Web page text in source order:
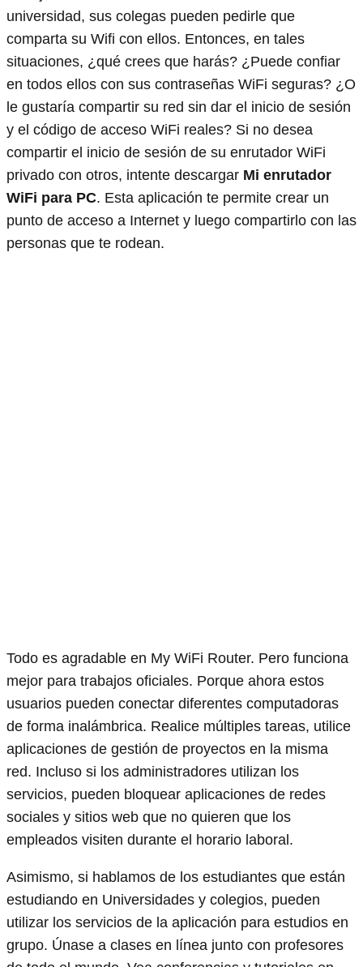
universidad, sus colegas pueden pedirle que
comparta su Wifi con ellos. Entonces, en tales
situaciones, ¿qué crees que harás? ¿Puede confiar
en todos ellos con sus contraseñas WiFi seguras? ¿O
le gustaría compartir su red sin dar el inicio de sesión
y el código de acceso WiFi reales? Si no desea
compartir el inicio de sesión de su enrutador WiFi
privado con otros, intente descargar Mi enrutador
WiFi para PC. Esta aplicación te permite crear un
punto de acceso a Internet y luego compartirlo con las
personas que te rodean.
Todo es agradable en My WiFi Router. Pero funciona
mejor para trabajos oficiales. Porque ahora estos
usuarios pueden conectar diferentes computadoras
de forma inalámbrica. Realice múltiples tareas, utilice
aplicaciones de gestión de proyectos en la misma
red. Incluso si los administradores utilizan los
servicios, pueden bloquear aplicaciones de redes
sociales y sitios web que no quieren que los
empleados visiten durante el horario laboral.
Asimismo, si hablamos de los estudiantes que están
estudiando en Universidades y colegios, pueden
utilizar los servicios de la aplicación para estudios en
grupo. Únase a clases en línea junto con profesores